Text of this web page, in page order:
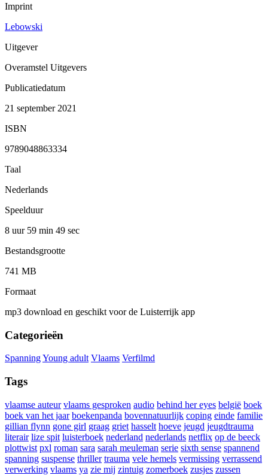
Imprint
Lebowski
Uitgever
Overamstel Uitgevers
Publicatiedatum
21 september 2021
ISBN
9789048863334
Taal
Nederlands
Speelduur
8 uur 59 min 49 sec
Bestandsgrootte
741 MB
Formaat
mp3 download en geschikt voor de Luisterrijk app
Categorieën
SpanningYoung adult Vlaams Verfilmd
Tags
vlaamse auteur vlaams gesproken audio behind her eyes belgië boek
boek van het jaar boekenpanda bovennatuurlijk coping einde familie
gillian flynn gone girl graag griet hasselt hoeve jeugd jeugdtrauma
literair lize spit luisterboek nederland nederlands netflix op de beeck
plottwist pxl roman sara sarah meuleman serie sixth sense spannend
spanning suspense thriller trauma vele hemels vermissing verrassend
verwerking vlaams ya zie mij zintuig zomerboek zusjes zussen